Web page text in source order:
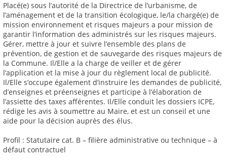
Placé(e) sous l’autorité de la Directrice de l’urbanisme, de
l’aménagement et de la transition écologique, le/la chargé(e) de
mission environnement et risques majeurs a pour mission de
garantir l’information des administrés sur les risques majeurs.
Gérer, mettre à jour et suivre l’ensemble des plans de
prévention, de gestion et de sauvegarde des risques majeurs de
la Commune. Il/Elle a la charge de veiller et de gérer
l’application et la mise à jour du règlement local de publicité.
Il/Elle s’occupe également d’instruire les demandes de publicité,
d’enseignes et préenseignes et participe à l’élaboration de
l’assiette des taxes afférentes. Il/Elle conduit les dossiers ICPE,
rédige les avis à soumettre au Maire, et est un conseil et une
aide pour la décision auprès des élus.
Profil : Statutaire cat. B – filière administrative ou technique – à
défaut contractuel